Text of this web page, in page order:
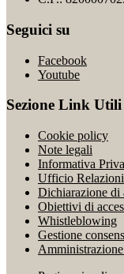
Seguici su
Facebook
Youtube
Sezione Link Utili
Cookie policy
Note legali
Informativa
Ufficio
Dichiarazione di
Obiettivi di
Whistleblowing
Gestione